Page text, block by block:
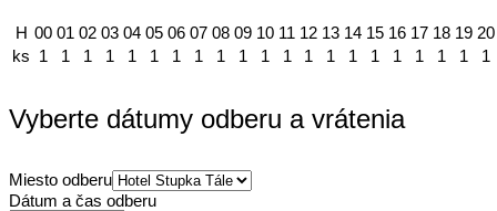
H 00 01 02 03 04 05 06 07 08 09 10 11 12 13 14 15 16 17 18 19 20
ks 1 1 1 1 1 1 1 1 1 1 1 1 1 1 1 1 1 1 1 1 1
Vyberte dátumy odberu a vrátenia
Miesto odberu
Dátum a čas odberu